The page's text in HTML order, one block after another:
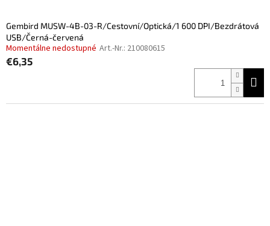
Gembird MUSW-4B-03-R/Cestovní/Optická/1 600 DPI/Bezdrátová
USB/Černá-červená
Momentálne nedostupné Art.-Nr.: 210080615
€6,35